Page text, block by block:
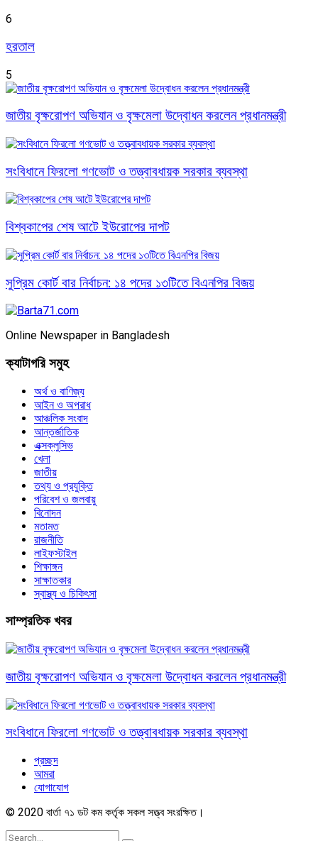
6
হরতাল
5
জাতীয় বৃক্ষরোপণ অভিযান ও বৃক্ষমেলা উদ্বোধন করলেন প্রধানমন্ত্রী
সংবিধানে ফিরলো গণভোট ও তত্ত্বাবধায়ক সরকার ব্যবস্থা
বিশ্বকাপের শেষ আটে ইউরোপের দাপট
সুপ্রিম কোর্ট বার নির্বাচন: ১৪ পদের ১৩টিতে বিএনপির বিজয়
Online Newspaper in Bangladesh
ক্যাটাগরি সমুহ
অর্থ ও বাণিজ্য
আইন ও অপরাধ
আঞ্চলিক সংবাদ
আন্তর্জাতিক
এক্সক্লুসিভ
খেলা
জাতীয়
তথ্য ও প্রযুক্তি
পরিবেশ ও জলবায়ু
বিনোদন
মতামত
রাজনীতি
লাইফস্টাইল
শিক্ষাঙ্গন
সাক্ষাতকার
স্বাস্থ্য ও চিকিৎসা
সাম্প্রতিক খবর
জাতীয় বৃক্ষরোপণ অভিযান ও বৃক্ষমেলা উদ্বোধন করলেন প্রধানমন্ত্রী
সংবিধানে ফিরলো গণভোট ও তত্ত্বাবধায়ক সরকার ব্যবস্থা
প্রচ্ছদ
আমরা
যোগাযোগ
© 2020 বার্তা ৭১ ডট কম কর্তৃক সকল সত্ত্ব সংরক্ষিত।